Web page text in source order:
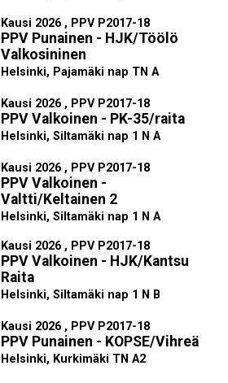
Kausi 2026 , PPV P2017-18
PPV Punainen - HJK/Töölö
Valkosininen
Helsinki, Pajamäki nap TN A
Kausi 2026 , PPV P2017-18
PPV Valkoinen - PK-35/raita
Helsinki, Siltamäki nap 1 N A
Kausi 2026 , PPV P2017-18
PPV Valkoinen -
Valtti/Keltainen 2
Helsinki, Siltamäki nap 1 N A
Kausi 2026 , PPV P2017-18
PPV Valkoinen - HJK/Kantsu
Raita
Helsinki, Siltamäki nap 1 N B
Kausi 2026 , PPV P2017-18
PPV Punainen - KOPSE/Vihreä
Helsinki, Kurkimäki TN A2